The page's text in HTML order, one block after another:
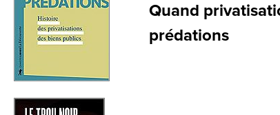
Quand
prédations